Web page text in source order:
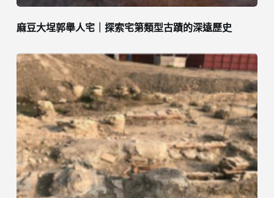
麻豆大埕郭舉人宅｜探索宅第類型古蹟的深遠歷史